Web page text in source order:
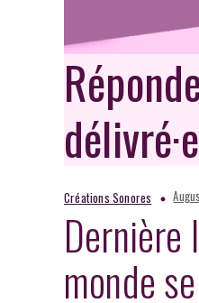
Créations Sonores
monde